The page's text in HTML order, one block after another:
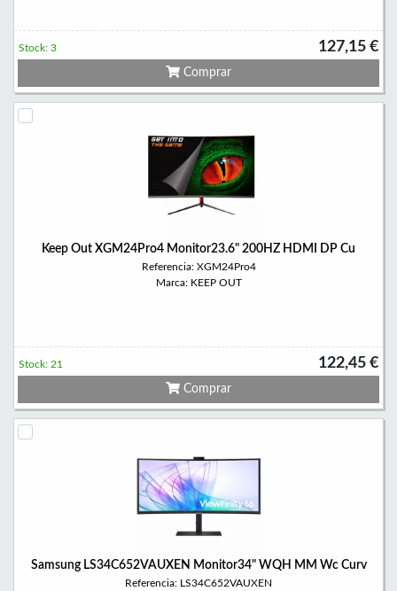
127,15 €
Stock: 3
Comprar
Keep Out XGM24Pro4 Monitor23.6" 200HZ HDMI DP Cu
Referencia: XGM24Pro4
Marca: KEEP OUT
122,45 €
Stock: 21
Comprar
Samsung LS34C652VAUXEN Monitor34" WQH MM Wc Curv
Referencia: LS34C652VAUXEN